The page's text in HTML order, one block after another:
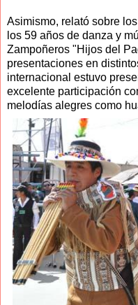
Asimismo, relató sobre
los 59 años de danza y
Zampoñeros "Hijos del
presentaciones en
internacional estuvo
excelente participación
melodías alegres como